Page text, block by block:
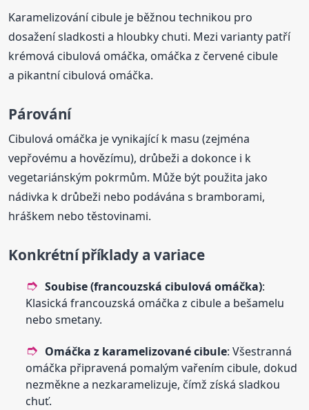
Karamelizování cibule je běžnou technikou pro
dosažení sladkosti a hloubky chuti. Mezi varianty patří
krémová cibulová omáčka, omáčka z červené cibule
a pikantní cibulová omáčka.
Párování
Cibulová omáčka je vynikající k masu (zejména
vepřovému a hovězímu), drůbeži a dokonce i k
vegetariánským pokrmům. Může být použita jako
nádivka k drůbeži nebo podávána s bramborami,
hráškem nebo těstovinami.
Konkrétní příklady a variace
Soubise (francouzská cibulová omáčka):
Klasická francouzská omáčka z cibule a bešamelu
nebo smetany.
Omáčka z karamelizované cibule: Všestranná
omáčka připravená pomalým vařením cibule, dokud
nezměkne a nezkaramelizuje, čímž získá sladkou
chuť.